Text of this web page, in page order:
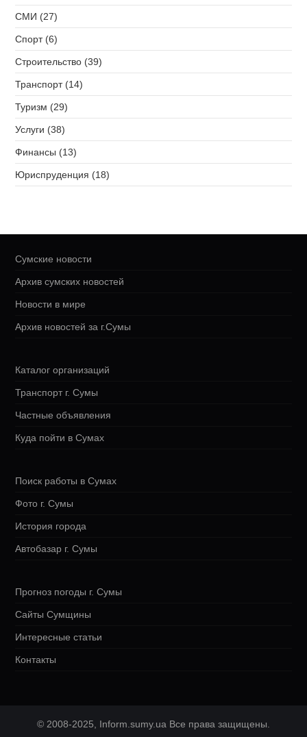
СМИ (27)
Спорт (6)
Строительство (39)
Транспорт (14)
Туризм (29)
Услуги (38)
Финансы (13)
Юриспруденция (18)
Сумские новости
Архив сумских новостей
Новости в мире
Архив новостей за г.Сумы
Каталог организаций
Транспорт г. Сумы
Частные объявления
Куда пойти в Сумах
Поиск работы в Сумах
Фото г. Сумы
История города
Автобазар г. Сумы
Прогноз погоды г. Сумы
Сайты Сумщины
Интересные статьи
Контакты
© 2008-2025, Inform.sumy.ua Все права защищены.